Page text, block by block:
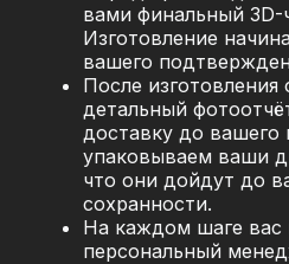
вами финальный 3D-
Изготовление
вашего
После изготовления
детальный
доставку до вашего
упаковываем ваши
что они дойдут до
сохранности.
На каждом шаге вас
персональный